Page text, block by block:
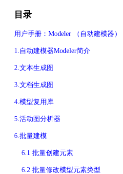
目录
用户手册：Modeler （自动建模器）
1.自动建模器Modeler简介
2.文本生成图
3.文档生成图
4.模型复用库
5.活动图分析器
6.批量建模
6.1 批量创建元素
6.2 批量修改模型元素类型